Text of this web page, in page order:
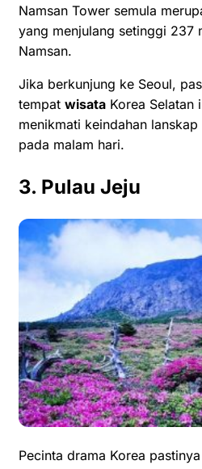
Namsan Tower semula
yang menjulang setinggi 237
Namsan.
Jika berkunjung ke Seoul,
tempat wisata Korea Selatan
menikmati keindahan
pada malam hari.
3. Pulau Jeju
Pecinta drama Korea